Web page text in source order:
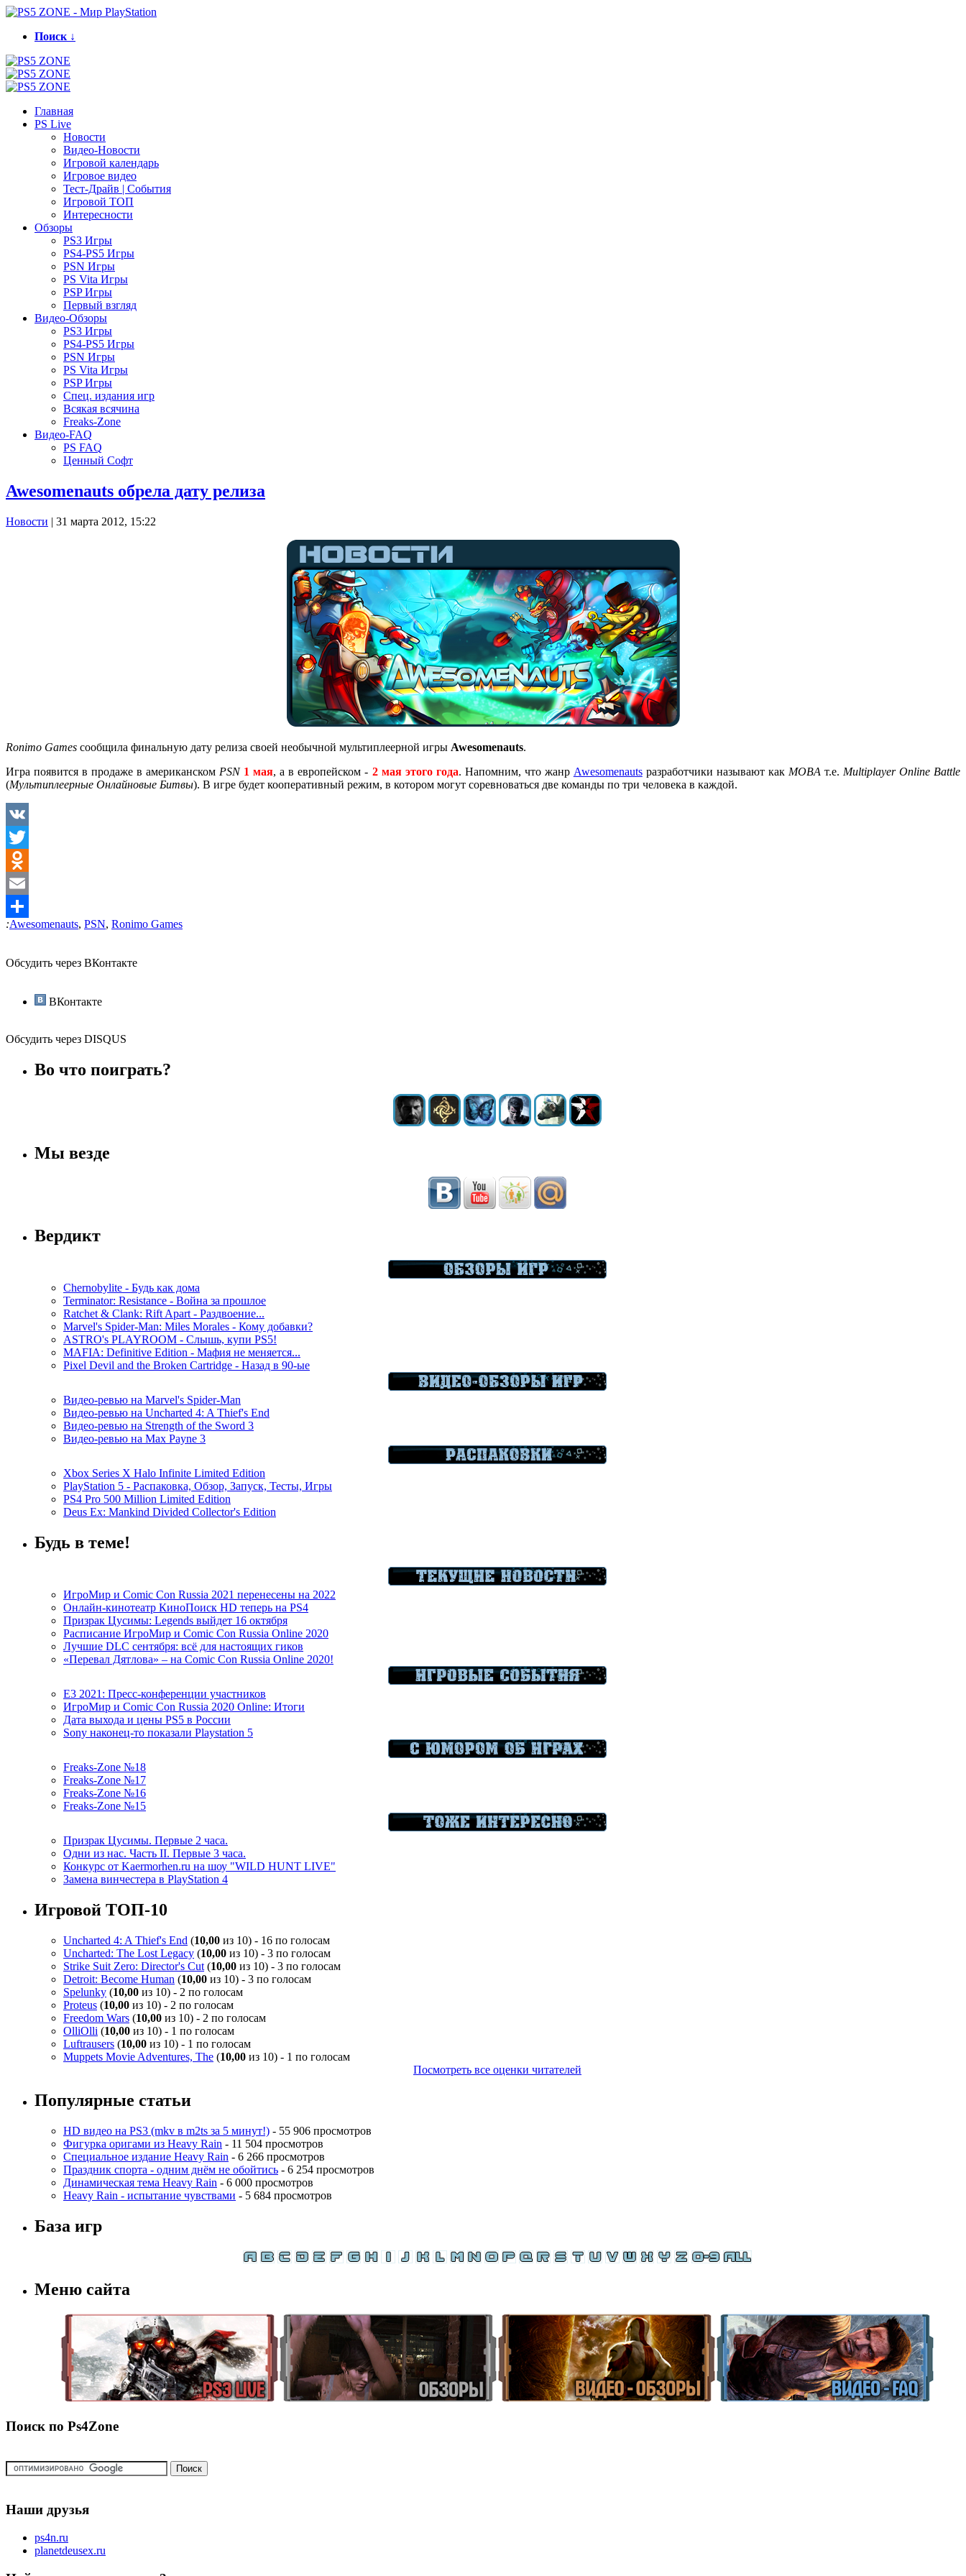
Поиск ↓
Главная
PS Live
Новости
Видео-Новости
Игровой календарь
Игровое видео
Тест-Драйв | События
Игровой ТОП
Интересности
Обзоры
PS3 Игры
PS4-PS5 Игры
PSN Игры
PS Vita Игры
PSP Игры
Первый взгляд
Видео-Обзоры
PS3 Игры
PS4-PS5 Игры
PSN Игры
PS Vita Игры
PSP Игры
Спец. издания игр
Всякая всячина
Freaks-Zone
Видео-FAQ
PS FAQ
Ценный Софт
Awesomenauts обрела дату релиза
Новости | 31 марта 2012, 15:22
Ronimo Games сообщила финальную дату релиза своей необычной мультиплеерной игры Awesomenauts.
Игра появится в продаже в американском PSN 1 мая, а в европейском - 2 мая этого года. Напомним, что жанр Awesomenautsразработчики называют как MOBA т.е. Multiplayer Online Battle
(Мультиплеерные Онлайновые Битвы). В игре будет кооперативный режим, в котором могут соревноваться две команды по три человека в каждой.
VK
Twitter
Odnoklassniki
Email
Отправить
:Awesomenauts, PSN, Ronimo Games
Обсудить через ВКонтакте
ВКонтакте
Обсудить через DISQUS
Во что поиграть?
Мы везде
Вердикт
Chernobylite - Будь как дома
Terminator: Resistance - Война за прошлое
Ratchet & Clank: Rift Apart - Раздвоение...
Marvel's Spider-Man: Miles Morales - Кому добавки?
ASTRO's PLAYROOM - Слышь, купи PS5!
MAFIA: Definitive Edition - Мафия не меняется...
Pixel Devil and the Broken Cartridge - Назад в 90-ые
Видео-ревью на Marvel's Spider-Man
Видео-ревью на Uncharted 4: A Thief's End
Видео-ревью на Strength of the Sword 3
Видео-ревью на Max Payne 3
Xbox Series X Halo Infinite Limited Edition
PlayStation 5 - Распаковка, Обзор, Запуск, Тесты, Игры
PS4 Pro 500 Million Limited Edition
Deus Ex: Mankind Divided Collector's Edition
Будь в теме!
ИгроМир и Comic Con Russia 2021 перенесены на 2022
Онлайн-кинотеатр КиноПоиск HD теперь на PS4
Призрак Цусимы: Legends выйдет 16 октября
Расписание ИгроМир и Comic Con Russia Online 2020
Лучшие DLC сентября: всё для настоящих гиков
«Перевал Дятлова» – на Comic Con Russia Online 2020!
E3 2021: Пресс-конференции участников
ИгроМир и Comic Con Russia 2020 Online: Итоги
Дата выхода и цены PS5 в России
Sony наконец-то показали Playstation 5
Freaks-Zone №18
Freaks-Zone №17
Freaks-Zone №16
Freaks-Zone №15
Призрак Цусимы. Первые 2 часа.
Одни из нас. Часть II. Первые 3 часа.
Конкурс от Kaermorhen.ru на шоу "WILD HUNT LIVE"
Замена винчестера в PlayStation 4
Игровой ТОП-10
Uncharted 4: A Thief's End (10,00 из 10) - 16 по голосам
Uncharted: The Lost Legacy (10,00 из 10) - 3 по голосам
Strike Suit Zero: Director's Cut (10,00 из 10) - 3 по голосам
Detroit: Become Human (10,00 из 10) - 3 по голосам
Spelunky (10,00 из 10) - 2 по голосам
Proteus (10,00 из 10) - 2 по голосам
Freedom Wars (10,00 из 10) - 2 по голосам
OlliOlli (10,00 из 10) - 1 по голосам
Luftrausers (10,00 из 10) - 1 по голосам
Muppets Movie Adventures, The (10,00 из 10) - 1 по голосам
Посмотреть все оценки читателей
Популярные статьи
HD видео на PS3 (mkv в m2ts за 5 минут!) - 55 906 просмотров
Фигурка оригами из Heavy Rain - 11 504 просмотров
Специальное издание Heavy Rain - 6 266 просмотров
Праздник спорта - одним днём не обойтись - 6 254 просмотров
Динамическая тема Heavy Rain - 6 000 просмотров
Heavy Rain - испытание чувствами - 5 684 просмотров
База игр
Меню сайта
Поиск по Ps4Zone
Наши друзья
ps4n.ru
planetdeusex.ru